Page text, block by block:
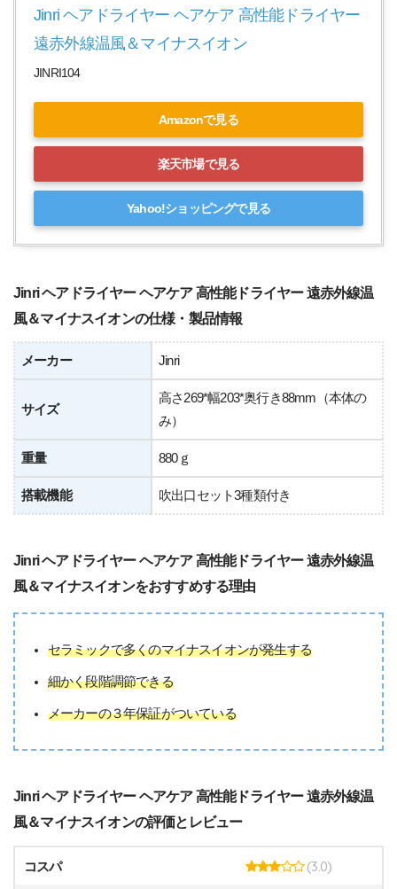
Jinri ヘアドライヤー ヘアケア 高性能ドライヤー
遠赤外線温風＆マイナスイオン
JINRI104
Amazonで見る
楽天市場で見る
Yahoo!ショッピングで見る
Jinri ヘアドライヤー ヘアケア 高性能ドライヤー 遠赤外線温
風＆マイナスイオンの仕様・製品情報
メーカー Jinri
サイズ
高さ269*幅203*奥行き88mm（本体の
み）
重量 880ｇ
搭載機能 吹出口セット3種類付き
Jinri ヘアドライヤー ヘアケア 高性能ドライヤー 遠赤外線温
風＆マイナスイオンをおすすめする理由
セラミックで多くのマイナスイオンが発生する
細かく段階調節できる
メーカーの３年保証がついている
Jinri ヘアドライヤー ヘアケア 高性能ドライヤー 遠赤外線温
風＆マイナスイオンの評価とレビュー
コスパ (3.0)